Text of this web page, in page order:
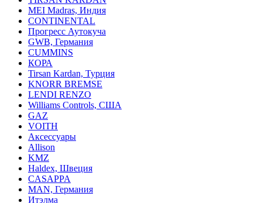
MEI Madras, Индия
CONTINENTAL
Прогресс Аутокуча
GWB, Германия
CUMMINS
КОРА
Tirsan Kardan, Турция
KNORR BREMSE
LENDI RENZO
Williams Controls, США
GAZ
VOITH
Аксессуары
Allison
KMZ
Haldex, Швеция
CASAPPA
MAN, Германия
Итэлма